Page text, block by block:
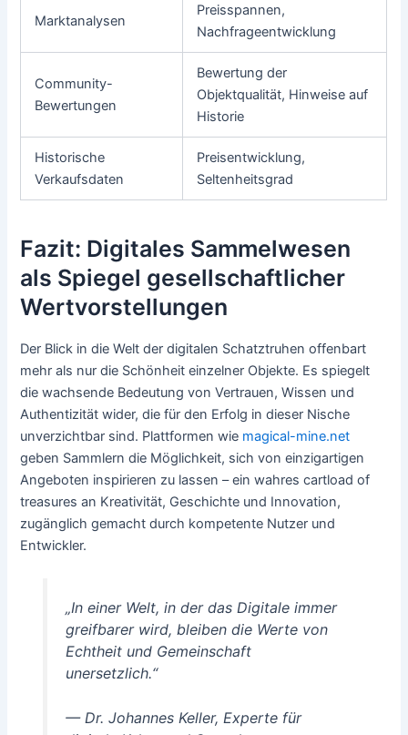
Marktanalysen
Preisspannen,
Nachfrageentwicklung
Community-
Bewertungen
Bewertung der
Objektqualität, Hinweise auf
Historie
Historische
Verkaufsdaten
Preisentwicklung,
Seltenheitsgrad
Fazit: Digitales Sammelwesen
als Spiegel gesellschaftlicher
Wertvorstellungen
Der Blick in die Welt der digitalen Schatztruhen offenbart
mehr als nur die Schönheit einzelner Objekte. Es spiegelt
die wachsende Bedeutung von Vertrauen, Wissen und
Authentizität wider, die für den Erfolg in dieser Nische
unverzichtbar sind. Plattformen wie magical-mine.net
geben Sammlern die Möglichkeit, sich von einzigartigen
Angeboten inspirieren zu lassen – ein wahrescartload of
treasures an Kreativität, Geschichte und Innovation,
zugänglich gemacht durch kompetente Nutzer und
Entwickler.
„In einer Welt, in der das Digitale immer
greifbarer wird, bleiben die Werte von
Echtheit und Gemeinschaft
unersetzlich.“
— Dr. Johannes Keller, Experte für